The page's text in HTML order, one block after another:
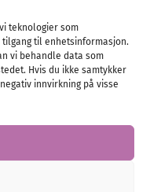
teknologier som
til enhetsinformasjon.
vi behandle data som
Hvis du ikke samtykker
innvirkning på visse